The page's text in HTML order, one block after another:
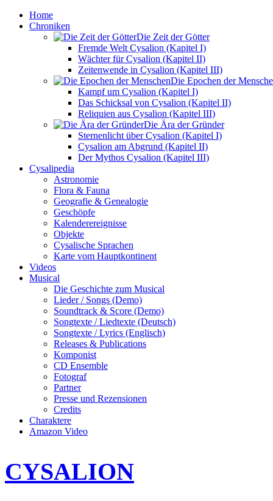
Home
Chroniken
Die Zeit der Götter
Fremde Welt Cysalion (Kapitel I)
Wächter für Cysalion (Kapitel II)
Zeitenwende in Cysalion (Kapitel III)
Die Epochen der
Kampf um Cysalion (Kapitel I)
Das Schicksal von Cysalion (Kapitel II)
Reliquien aus Cysalion (Kapitel III)
Die Ära der Gründer
Sternenlicht über Cysalion (Kapitel I)
Cysalion am Abgrund (Kapitel II)
Der Mythos Cysalion (Kapitel III)
Cysalipedia
Astronomie
Flora & Fauna
Geografie & Genealogie
Geschöpfe
Kalenderereignisse
Objekte
Cysalische Sprachen
Karte vom Hauptkontinent
Videos
Musical
Die Geschichte zum Musical
Lieder / Songs (Demo)
Soundtrack & Score (Demo)
Songtexte / Liedtexte (Deutsch)
Songtexte / Lyrics (Englisch)
Releases & Publications
Komponist
CD Ensemble
Fotograf
Partner
Presse und Rezensionen
Credits
Charaktere
Amazon Video
CYSALION